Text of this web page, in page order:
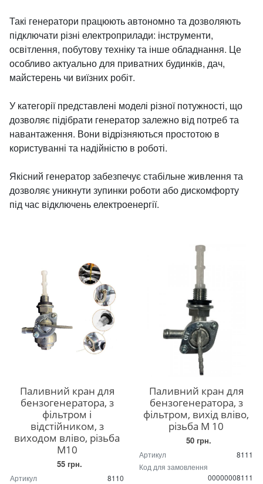
Такі генератори працюють автономно та дозволяють
підключати різні електроприлади: інструменти,
освітлення, побутову техніку та інше обладнання. Це
особливо актуально для приватних будинків, дач,
майстерень чи виїзних робіт.
У категорії представлені моделі різної потужності, що
дозволяє підібрати генератор залежно від потреб та
навантаження. Вони відрізняються простотою в
користуванні та надійністю в роботі.
Якісний генератор забезпечує стабільне живлення та
дозволяє уникнути зупинки роботи або дискомфорту
під час відключень електроенергії.
Паливний кран для
бензогенератора, з
фільтром і
відстійником, з
виходом вліво, різьба
М10
55 грн.
Артикул
8110
Паливний кран для
бензогенератора, з
фільтром, вихід вліво,
різьба М 10
50 грн.
Артикул
8111
Код для замовлення
00000008111